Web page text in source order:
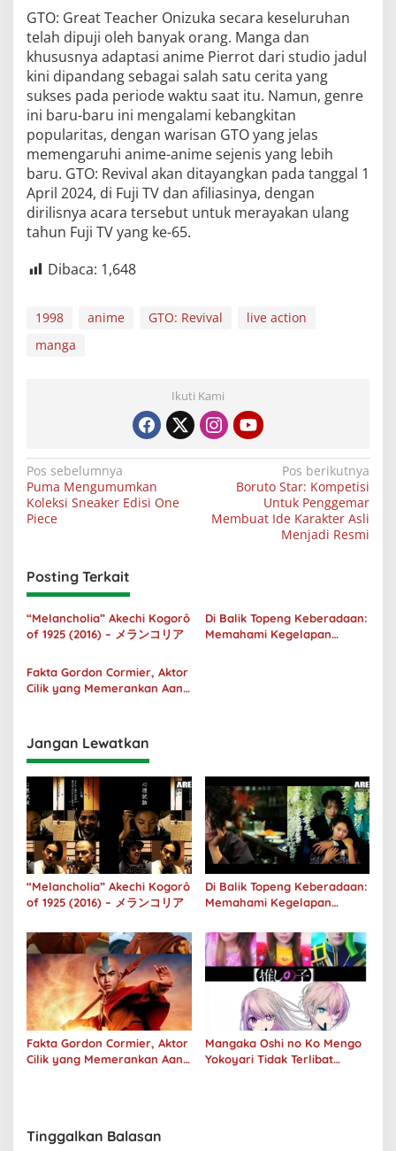
GTO: Great Teacher Onizuka secara keseluruhan
telah dipuji oleh banyak orang. Manga dan
khususnya adaptasi anime Pierrot dari studio jadul
kini dipandang sebagai salah satu cerita yang
sukses pada periode waktu saat itu. Namun, genre
ini baru-baru ini mengalami kebangkitan
popularitas, dengan warisan GTO yang jelas
memengaruhi anime-anime sejenis yang lebih
baru. GTO: Revival akan ditayangkan pada tanggal 1
April 2024, di Fuji TV dan afiliasinya, dengan
dirilisnya acara tersebut untuk merayakan ulang
tahun Fuji TV yang ke-65.
Dibaca: 1,648
1998 anime GTO: Revival
live action
manga
Ikuti Kami
Navigasi
pos
Pos sebelumnya
Puma Mengumumkan
Koleksi Sneaker Edisi One
Piece
Pos berikutnya
Boruto Star: Kompetisi
Untuk Penggemar
Membuat Ide Karakter Asli
Menjadi Resmi
Posting Terkait
“Melancholia” Akechi Kogorô
of 1925 (2016) – メランコリア
Di Balik Topeng Keberadaan:
Memahami Kegelapan
Fakta Gordon Cormier, Aktor
Cilik yang Memerankan Aang
Jangan Lewatkan
“Melancholia” Akechi Kogorô
of 1925 (2016) – メランコリア
Di Balik Topeng Keberadaan:
Memahami Kegelapan
Human
Fakta Gordon Cormier, Aktor
Cilik yang Memerankan Aang
Mangaka Oshi no Ko Mengo
Yokoyari Tidak Terlibat
Tinggalkan Balasan